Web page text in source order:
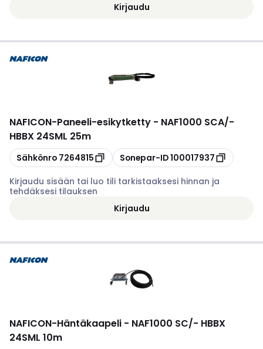
Kirjaudu
NAFICON-Paneeli-esikytketty - NAF1000 SCA/-
HBBX 24SML 25m
Kopioi
Sähkönro 7264815 Kopioi
Sonepar-ID100017937
Kirjaudu sisään tai luo tili tarkistaaksesi hinnan ja
tehdäksesi tilauksen
Kirjaudu
NAFICON-Häntäkaapeli - NAF1000 SC/- HBBX
24SML 10m